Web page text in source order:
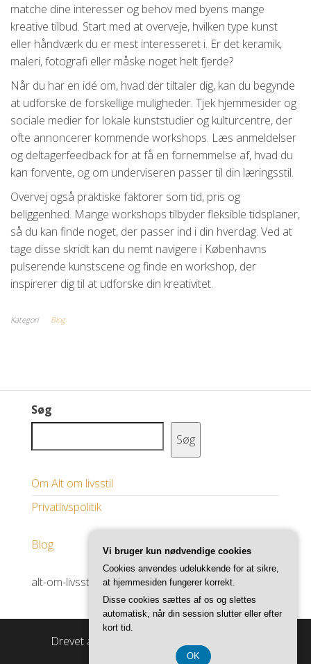
matche dine interesser og behov med byens mange
kreative tilbud. Start med at overveje, hvilken type kunst
eller håndværk du er mest interesseret i. Er det keramik,
maleri, fotografi eller måske noget helt fjerde?
Når du har en idé om, hvad der tiltaler dig, kan du begynde
at udforske de forskellige muligheder. Tjek hjemmesider og
sociale medier for lokale kunststudier og kulturcentre, der
ofte annoncerer kommende workshops. Læs anmeldelser
og deltagerfeedback for at få en fornemmelse af, hvad du
kan forvente, og om underviseren passer til din læringsstil.
Overvej også praktiske faktorer som tid, pris og
beliggenhed. Mange workshops tilbyder fleksible tidsplaner,
så du kan finde noget, der passer ind i din hverdag. Ved at
tage disse skridt kan du nemt navigere i Københavns
pulserende kunstscene og finde en workshop, der
inspirerer dig til at udforske din kreativitet.
Kategori Blog
Søg
Søg
Om Alt om livsstil
Privatlivspolitik
Blog
alt-om-livsstil.dk
Drevet af
Vi bruger kun nødvendige cookies
Cookies anvendes udelukkende for at sikre,
at hjemmesiden fungerer korrekt.
Disse cookies sættes af os og slettes
automatisk, når din session slutter eller efter
kort tid.
OK